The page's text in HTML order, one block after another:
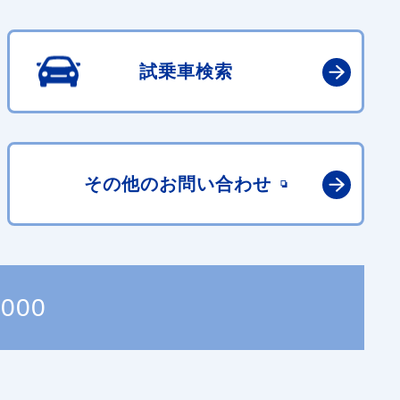
試乗車検索
その他のお問い合わせ